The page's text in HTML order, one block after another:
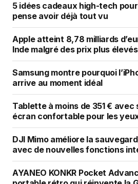
5 idées cadeaux high-tech
pense avoir déjà tout vu
Apple atteint 8,78 milliards
Inde malgré des prix plus élevés
Samsung montre pourquoi
arrive au moment idéal
Tablette à moins de 351 €
écran confortable pour les
DJI Mimo améliore la
avec de nouvelles fonctions
AYANEO KONKR Pocket